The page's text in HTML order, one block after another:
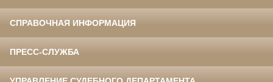
СПРАВОЧНАЯ ИНФОРМАЦИЯ
ПРЕСС-СЛУЖБА